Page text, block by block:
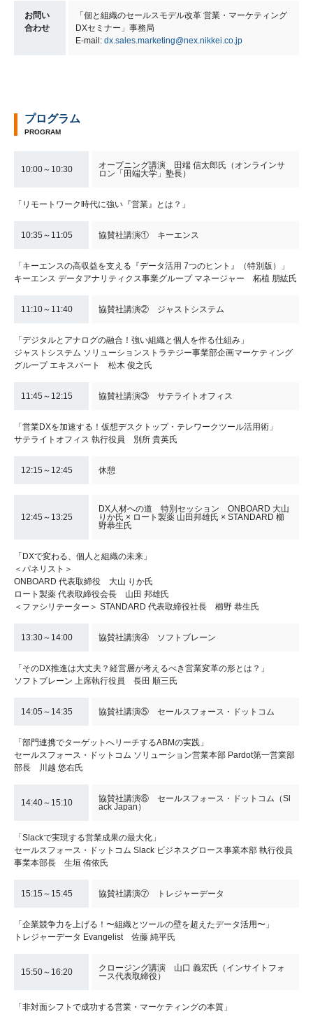
お問い
合わせ
「個と組織のセールスモデル改革 営業・マーケティング
DXセミナー」事務局
E-mail: dx.sales.marketing@nex.nikkei.co.jp
プログラム
PROGRAM
10:00～10:30
オープニング講演 田端 信太郎氏（オンラインサ
ロン「田端大学」塾長）
「リモートワーク時代に強い『営業』とは？」
10:35～11:05 協賛社講演① キーエンス
「キーエンスの高収益を支える『データ活用 7つのヒント』（特別版）」
キーエンス データアナリティクス事業グループ マネージャー 柘植 朋紘氏
11:10～11:40 協賛社講演② ジャストシステム
「デジタルとアナログの融合！強い組織と個人を作る仕組み」
ジャストシステム ソリューションストラテジー事業部企画マーケティング
グループ エキスパート 松木 俊之氏
11:45～12:15 協賛社講演③ サテライトオフィス
「営業DXを加速する！仮想デスクトップ・テレワークツール活用術」
サテライトオフィス 執行役員 別所 貴英氏
12:15～12:45 休憩
12:45～13:25
DX人材への道 特別セッション ONBOARD 大山
りか氏 × ロート製薬 山田邦雄氏 × STANDARD 櫛
野恭生氏
「DXで変わる、個人と組織の未来」
＜パネリスト＞
ONBOARD 代表取締役 大山 りか氏
ロート製薬 代表取締役会長 山田 邦雄氏
＜ファシリテーター＞ STANDARD 代表取締役社長 櫛野 恭生氏
13:30～14:00 協賛社講演④ ソフトブレーン
「そのDX推進は大丈夫？経営層が考えるべき営業変革の形とは？」
ソフトブレーン 上席執行役員 長田 順三氏
14:05～14:35 協賛社講演⑤ セールスフォース・ドットコム
「部門連携でターゲットへリーチするABMの実践」
セールスフォース・ドットコム ソリューション営業本部 Pardot第一営業部
部長 川越 悠右氏
14:40～15:10
協賛社講演⑥ セールスフォース・ドットコム（Sl
ack Japan）
「Slackで実現する営業成果の最大化」
セールスフォース・ドットコム Slack ビジネスグロース事業本部 執行役員
事業本部長 生垣 侑依氏
15:15～15:45 協賛社講演⑦ トレジャーデータ
「企業競争力を上げる！〜組織とツールの壁を超えたデータ活用〜」
トレジャーデータ Evangelist 佐藤 純平氏
15:50～16:20
クロージング講演 山口 義宏氏（インサイトフォ
ース代表取締役）
「非対面シフトで成功する営業・マーケティングの本質」